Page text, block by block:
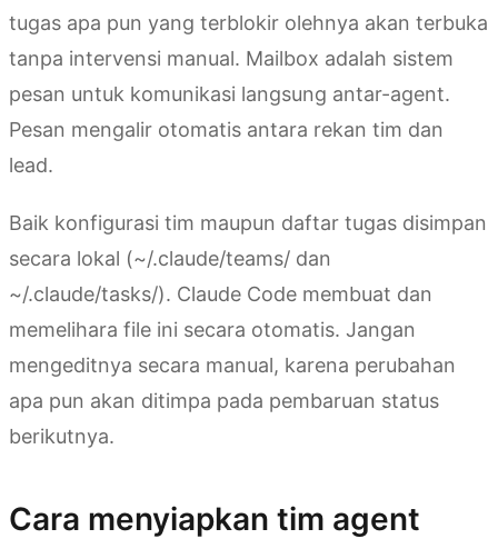
tugas apa pun yang terblokir olehnya akan terbuka
tanpa intervensi manual. Mailbox adalah sistem
pesan untuk komunikasi langsung antar-agent.
Pesan mengalir otomatis antara rekan tim dan
lead.
Baik konfigurasi tim maupun daftar tugas disimpan
secara lokal (~/.claude/teams/ dan
~/.claude/tasks/). Claude Code membuat dan
memelihara file ini secara otomatis. Jangan
mengeditnya secara manual, karena perubahan
apa pun akan ditimpa pada pembaruan status
berikutnya.
Cara menyiapkan tim agent